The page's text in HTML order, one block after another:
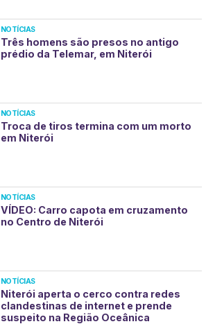
NOTÍCIAS
Três homens são presos no antigo
prédio da Telemar, em Niterói
NOTÍCIAS
Troca de tiros termina com um morto
em Niterói
NOTÍCIAS
VÍDEO: Carro capota em cruzamento
no Centro de Niterói
NOTÍCIAS
Niterói aperta o cerco contra redes
clandestinas de internet e prende
suspeito na Região Oceânica